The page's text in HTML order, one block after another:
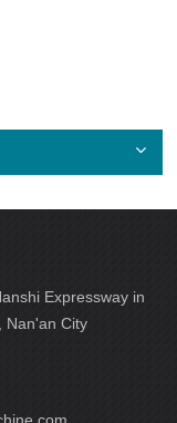
Expressway in
Nan'an City